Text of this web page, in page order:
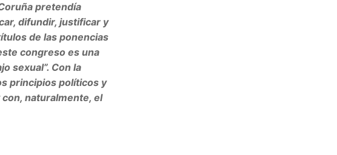
pretendía
difundir, justificar y
de las ponencias
congreso es una
sexual”. Con la
principios políticos y
naturalmente, el